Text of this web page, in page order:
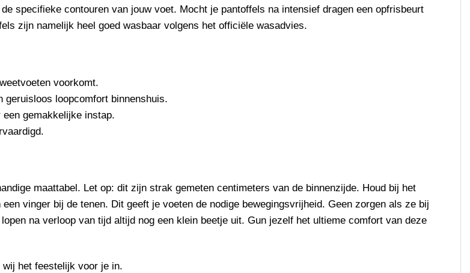
specifieke contouren van jouw voet. Mocht je pantoffels na intensief dragen een opfrisbeurt
zijn namelijk heel goed wasbaar volgens het officiële wasadvies.
voorkomt.
loopcomfort binnenshuis.
gemakkelijke instap.
maattabel. Let op: dit zijn strak gemeten centimeters van de binnenzijde. Houd bij het
vinger bij de tenen. Dit geeft je voeten de nodige bewegingsvrijheid. Geen zorgen als ze bij
na verloop van tijd altijd nog een klein beetje uit. Gun jezelf het ultieme comfort van deze
het feestelijk voor je in.